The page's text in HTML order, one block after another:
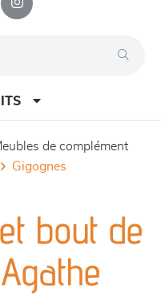
meubles de complément
gigognes
bout de